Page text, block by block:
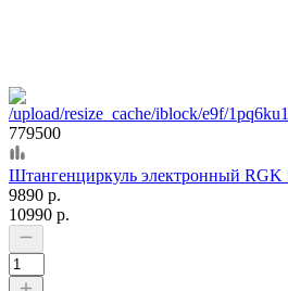
779500
Штангенциркуль электронный RGK
9890 р.
10990 р.